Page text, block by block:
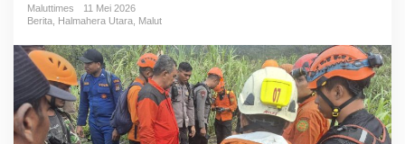
Maluttimes
11 Mei 2026
Berita Halmahera Utara Malut